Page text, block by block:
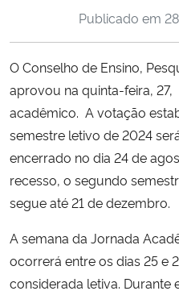
Ministério da Cidadania
Ministério de Minas e Energia
Ministério da Ciência, Tecnologia,
Ministério do Meio Ambiente
Publicado em
O Conselho de Ensino,
aprovou na quinta-feira,
acadêmico. A votação
semestre letivo de 2024
encerrado no dia 24 de
recesso, o segundo
segue até 21 de dezembro.
A semana da Jornada
ocorrerá entre os dias 25 e
considerada letiva. Durante